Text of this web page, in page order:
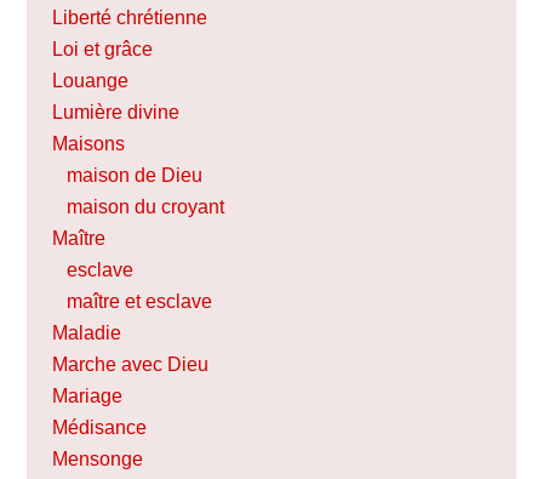
Liberté chrétienne
Loi et grâce
Louange
Lumière divine
Maisons
maison de Dieu
maison du croyant
Maître
esclave
maître et esclave
Maladie
Marche avec Dieu
Mariage
Médisance
Mensonge